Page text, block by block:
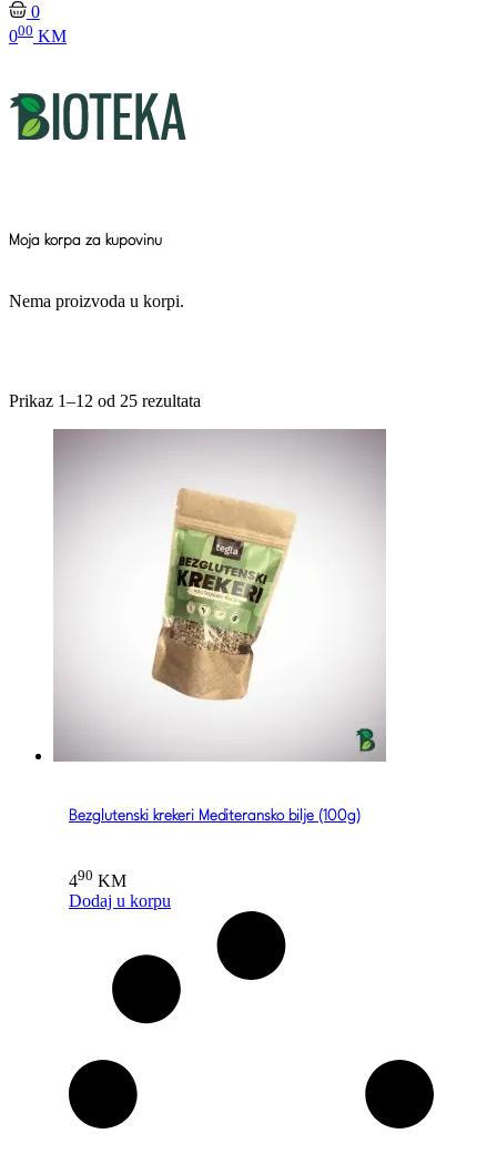
0
000 KM
Moja korpa za kupovinu
Nema proizvoda u korpi.
Prikaz 1–12 od 25 rezultata
Bezglutenski krekeri Mediteransko bilje (100g)
490 KM
Dodaj u korpu